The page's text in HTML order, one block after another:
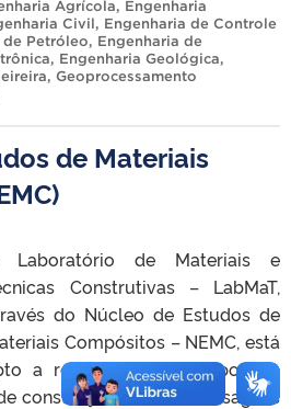
Agrícola, Engenharia
Civil, Engenharia de Controle
de Petróleo, Engenharia de
, Engenharia Geológica,
, Geoprocessamento
de Materiais
Laboratório de Materiais e
Construtivas – LabMaT,
do Núcleo de Estudos de
Compósitos – NEMC, está
a realizar diversos tipos de
construção, além de dosagens